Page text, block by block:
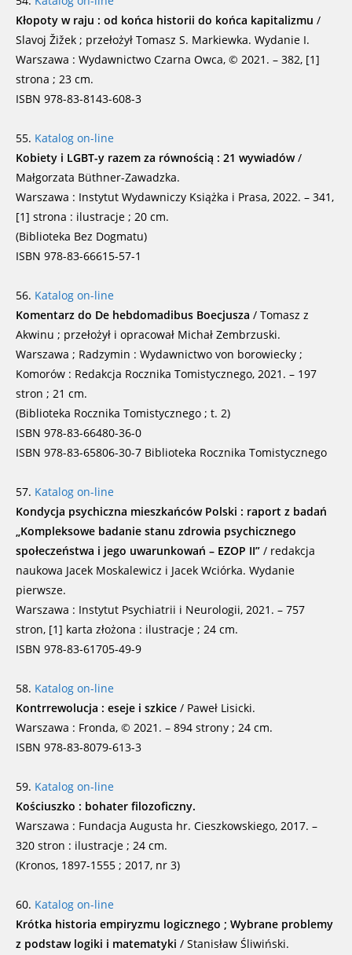
Kłopoty w raju : od końca historii do końca kapitalizmu /
Slavoj Žižek ; przełożył Tomasz S. Markiewka. Wydanie I.
Warszawa : Wydawnictwo Czarna Owca, © 2021. – 382, [1]
strona ; 23 cm.
ISBN 978-83-8143-608-3
55. Katalog on-line
Kobiety i LGBT-y razem za równością : 21 wywiadów/
Małgorzata Büthner-Zawadzka.
Warszawa : Instytut Wydawniczy Książka i Prasa, 2022. – 341,
[1] strona : ilustracje ; 20 cm.
(Biblioteka Bez Dogmatu)
ISBN 978-83-66615-57-1
56. Katalog on-line
Komentarz do De hebdomadibus Boecjusza / Tomasz z
Akwinu ; przełożył i opracował Michał Zembrzuski.
Warszawa ; Radzymin : Wydawnictwo von borowiecky ;
Komorów : Redakcja Rocznika Tomistycznego, 2021. – 197
stron ; 21 cm.
(Biblioteka Rocznika Tomistycznego ; t. 2)
ISBN 978-83-66480-36-0
ISBN 978-83-65806-30-7 Biblioteka Rocznika Tomistycznego
57. Katalog on-line
Kondycja psychiczna mieszkańców Polski : raport z badań
„Kompleksowe badanie stanu zdrowia psychicznego
społeczeństwa i jego uwarunkowań – EZOP II” / redakcja
naukowa Jacek Moskalewicz i Jacek Wciórka. Wydanie
pierwsze.
Warszawa : Instytut Psychiatrii i Neurologii, 2021. – 757
stron, [1] karta złożona : ilustracje ; 24 cm.
ISBN 978-83-61705-49-9
58. Katalog on-line
Kontrrewolucja : eseje i szkice / Paweł Lisicki.
Warszawa : Fronda, © 2021. – 894 strony ; 24 cm.
ISBN 978-83-8079-613-3
59. Katalog on-line
Kościuszko : bohater filozoficzny.
Warszawa : Fundacja Augusta hr. Cieszkowskiego, 2017. –
320 stron : ilustracje ; 24 cm.
(Kronos, 1897-1555 ; 2017, nr 3)
60. Katalog on-line
Krótka historia empiryzmu logicznego ; Wybrane problemy
z podstaw logiki i matematyki / Stanisław Śliwiński.